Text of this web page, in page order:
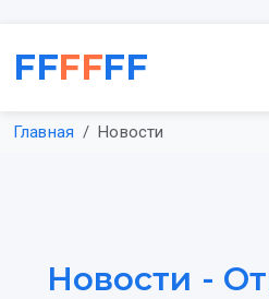
FFFFFF
Главная Новости
Новости -